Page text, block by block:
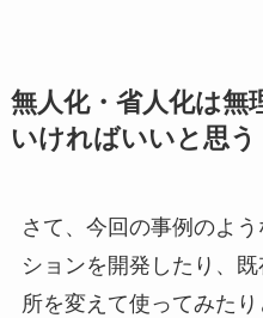
無人化・省人化は無
いければいいと思う
さて、今回の事例のよ
ションを開発したり、
所を変えて使ってみた